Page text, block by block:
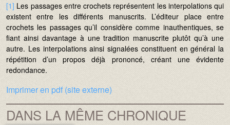
[1] Les passages entre crochets représentent les interpolations qui
existent entre les différents manuscrits. L’éditeur place entre
crochets les passages qu’il considère comme inauthentiques, se
fiant ainsi davantage à une tradition manuscrite plutôt qu’à une
autre. Les interpolations ainsi signalées constituent en général la
répétition d’un propos déjà prononcé, créant une évidente
redondance.
Imprimer en pdf (site externe)
DANS LA MÊME CHRONIQUE